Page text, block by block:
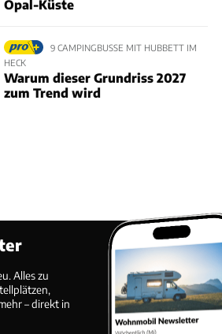
Opal-Küste
9 CAMPINGBUSSE MIT HUBBETT IM
HECK
Warum dieser Grundriss 2027
zum Trend wird
Alles zu
– direkt in